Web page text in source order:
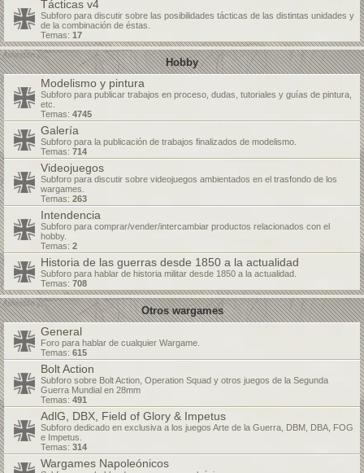
Tácticas v4
Subforo para discutir sobre las posibilidades tácticas de las distintas unidades y
de la combinación de éstas.
Temas: 17
Hobby
Modelismo y pintura
Subforo para publicar trabajos en proceso, dudas, tutoriales y guías de pintura,
etc.
Temas: 4745
Galería
Subforo para la publicación de trabajos finalizados de modelismo.
Temas: 714
Videojuegos
Subforo para discutir sobre videojuegos ambientados en el trasfondo de los
wargames.
Temas: 263
Intendencia
Subforo para comprar/vender/intercambiar productos relacionados con el
hobby.
Temas: 2
Historia de las guerras desde 1850 a la actualidad
Subforo para hablar de historia militar desde 1850 a la actualidad.
Temas: 708
Otros wargames
General
Foro para hablar de cualquier Wargame.
Temas: 615
Bolt Action
Subforo sobre Bolt Action, Operation Squad y otros juegos de la Segunda
Guerra Mundial en 28mm
Temas: 491
AdlG, DBX, Field of Glory & Impetus
Subforo dedicado en exclusiva a los juegos Arte de la Guerra, DBM, DBA, FOG
e Impetus.
Temas: 314
Wargames Napoleónicos